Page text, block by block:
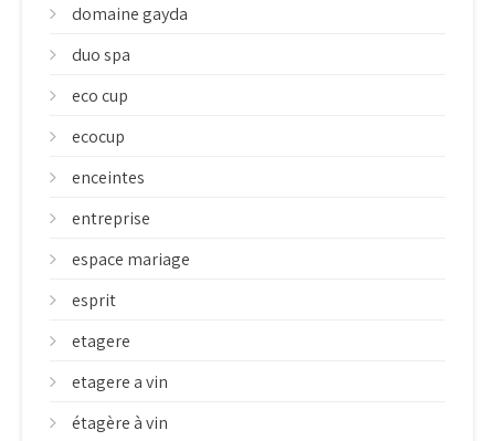
domaine gayda
duo spa
eco cup
ecocup
enceintes
entreprise
espace mariage
esprit
etagere
etagere a vin
étagère à vin